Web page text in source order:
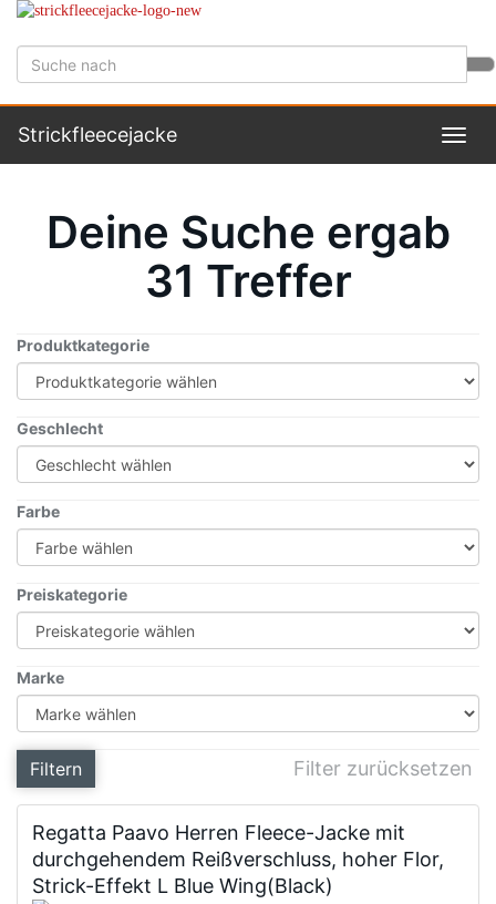
Skip
main
content
Strickfleecejacke
Deine Suche ergab
31 Treffer
Produktkategorie
Geschlecht
Farbe
Preiskategorie
Marke
Filter zurücksetzen
Filtern
Regatta Paavo Herren Fleece-Jacke mit
durchgehendem Reißverschluss, hoher Flor,
Strick-Effekt L Blue Wing(Black)